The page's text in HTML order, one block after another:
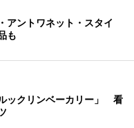
アントワネット・スタイ
も
ックリンベーカリー」 看